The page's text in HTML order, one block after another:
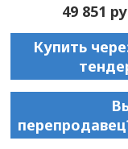
49 851
Купить